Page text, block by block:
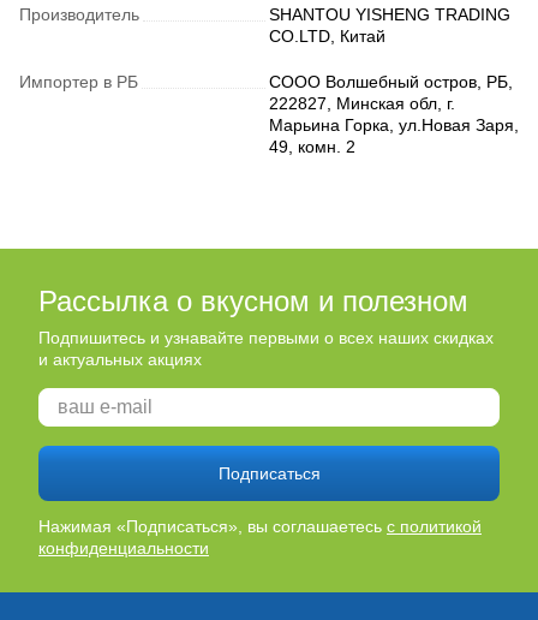
Производитель
SHANTOU YISHENG TRADING
CO.LTD, Китай
Импортер в РБ
СООО Волшебный остров, РБ,
222827, Минская обл, г.
Марьина Горка, ул.Новая Заря,
49, комн. 2
Рассылка о вкусном и полезном
Подпишитесь и узнавайте первыми о всех наших скидках
и актуальных акциях
Подписаться
Нажимая «Подписаться», вы соглашаетесь с политикой
конфиденциальности